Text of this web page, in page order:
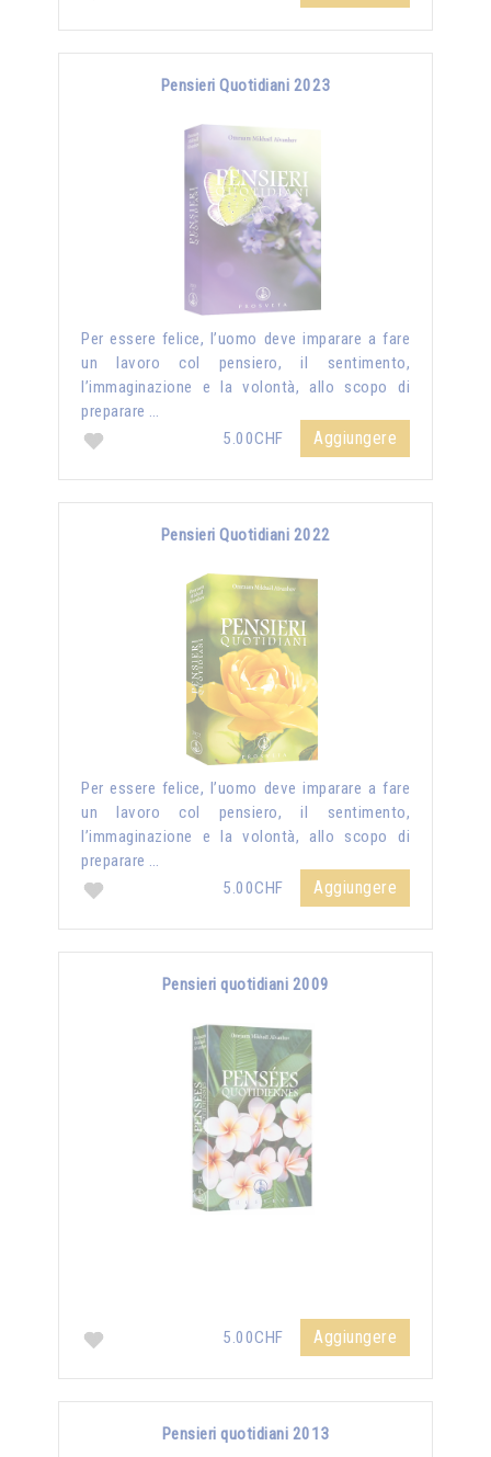
Pensieri Quotidiani 2023
Per essere felice, l’uomo deve imparare a fare
un lavoro col pensiero, il sentimento,
l’immaginazione e la volontà, allo scopo di
preparare …
5.00CHF
Aggiungere
Pensieri Quotidiani 2022
Per essere felice, l’uomo deve imparare a fare
un lavoro col pensiero, il sentimento,
l’immaginazione e la volontà, allo scopo di
preparare …
5.00CHF
Aggiungere
Pensieri quotidiani 2009
5.00CHF Aggiungere
Pensieri quotidiani 2013